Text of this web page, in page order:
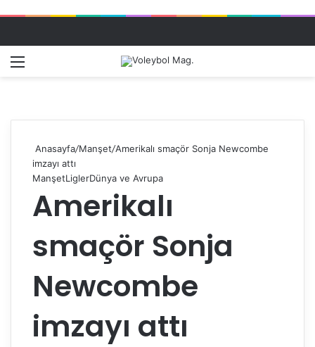
Anasayfa/Manşet/Amerikalı smaçör Sonja Newcombe
imzayı attı
ManşetLiglerDünya ve Avrupa
Amerikalı
smaçör Sonja
Newcombe
imzayı attı